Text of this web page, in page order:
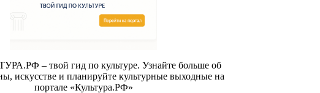
– твой гид по культуре. Узнайте больше об
искусстве и планируйте культурные выходные на
портале «Культура.РФ»